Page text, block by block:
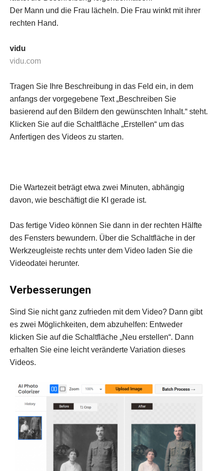
Der Mann und die Frau lächeln. Die Frau winkt mit ihrer
rechten Hand.
vidu
vidu.com
Tragen Sie Ihre Beschreibung in das Feld ein, in dem
anfangs der vorgegebene Text „Beschreiben Sie
basierend auf den Bildern den gewünschten Inhalt.“ steht.
Klicken Sie auf die Schaltfläche „Erstellen“ um das
Anfertigen des Videos zu starten.
Die Wartezeit beträgt etwa zwei Minuten, abhängig
davon, wie beschäftigt die KI gerade ist.
Das fertige Video können Sie dann in der rechten Hälfte
des Fensters bewundern. Über die Schaltfläche in der
Werkzeugleiste rechts unter dem Video laden Sie die
Videodatei herunter.
Verbesserungen
Sind Sie nicht ganz zufrieden mit dem Video? Dann gibt
es zwei Möglichkeiten, dem abzuhelfen: Entweder
klicken Sie auf die Schaltfläche „Neu erstellen“. Dann
erhalten Sie eine leicht veränderte Variation dieses
Videos.